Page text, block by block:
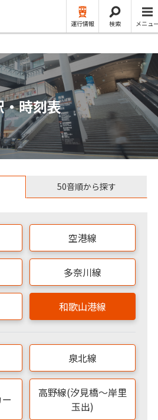
運行情報 検索 メニュ
・時刻表
50音順から探す
空港線
多奈川線
和歌山港線
泉北線
高野線(汐見橋～岸里
玉出)